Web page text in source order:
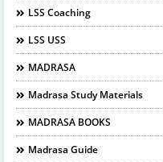
LSS Coaching
LSS USS
MADRASA
Madrasa Study Materials
MADRASA BOOKS
Madrasa Guide